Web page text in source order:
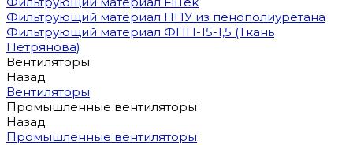
Фильтрующий материал ППУ из пенополиуретана
Фильтрующий материал ФПП-15-1,5 (Ткань
Петрянова)
Вентиляторы
Назад
Вентиляторы
Промышленные вентиляторы
Назад
Промышленные вентиляторы